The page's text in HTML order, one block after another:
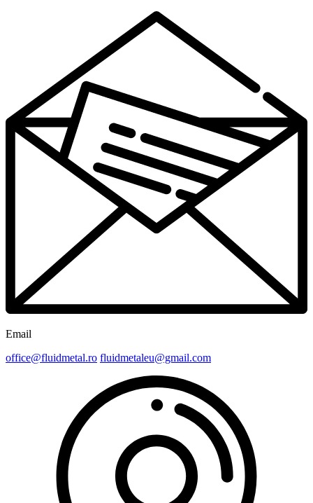
Email
office@fluidmetal.ro fluidmetaleu@gmail.com